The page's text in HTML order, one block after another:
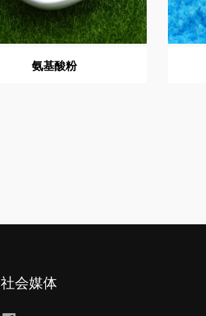
氨基酸粉
社会媒体